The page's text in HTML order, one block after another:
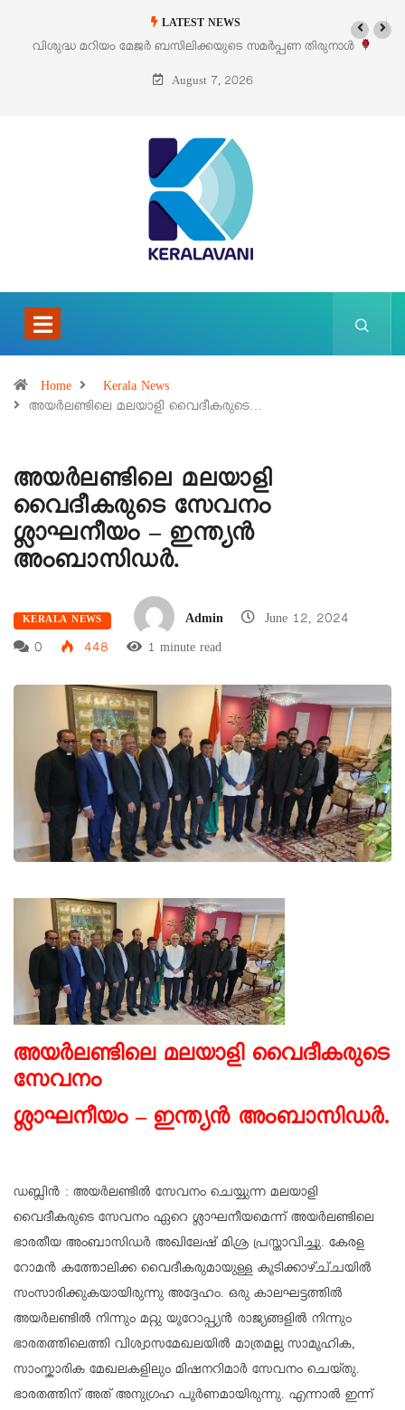
LATEST NEWS
തിരുനാൾ
‘പെറ്റൽസ്’ ലൈഫ് സ്റ്റൈൽ എക്സിബിഷനും
August 7, 2026
Home
Kerala News
അയർലണ്ടിലെ മലയാളി വൈദീകരുടെ…
അയർലണ്ടിലെ മലയാളി
വൈദീകരുടെ സേവനം
ശ്ലാഘനീയം – ഇന്ത്യൻ
അംബാസിഡർ.
KERALA NEWS Admin
June 12, 2024
0
448 1 minute read
അയർലണ്ടിലെ മലയാളി വൈദീകരുടെ
സേവനം
ശ്ലാഘനീയം – ഇന്ത്യൻ അംബാസിഡർ.
ഡബ്ലിൻ : അയർലണ്ടിൽ സേവനം ചെയ്യുന്ന മലയാളി
വൈദീകരുടെ സേവനം ഏറെ ശ്ലാഘനീയമെന്ന് അയർലണ്ടിലെ
ഭാരതീയ അംബാസിഡർ അഖിലേഷ് മിശ്ര പ്രസ്താവിച്ചു. കേരള
റോമൻ കത്തോലിക്ക വൈദീകരുമായുള്ള കൂടിക്കാഴ്ച്‌ചയിൽ
സംസാരിക്കുകയായിരുന്നു അദ്ദേഹം. ഒരു കാലഘട്ടത്തിൽ
അയർലണ്ടിൽ നിന്നും മറ്റു യൂറോപ്പ്യൻ രാജ്യങ്ങളിൽ നിന്നും
ഭാരതത്തിലെത്തി വിശ്വാസമേഖലയിൽ മാത്രമല്ല സാമൂഹിക,
സാംസ്കാരിക മേഖലകളിലും മിഷനറിമാർ സേവനം ചെയ്തു.
ഭാരതത്തിന് അത് അനുഗ്രഹ പൂർണമായിരുന്നു. എന്നാൽ ഇന്ന്